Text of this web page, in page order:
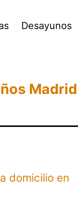
Desayunos
Madrid
domicilio en